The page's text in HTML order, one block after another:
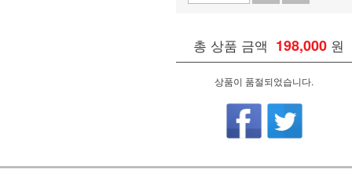
총 상품 금액 198,000 원
상품이 품절되었습니다.